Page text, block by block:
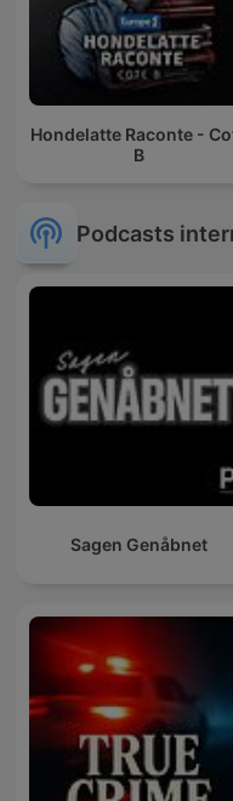
Hondelatte Raconte -
B
Podcasts
Sagen Genåbnet